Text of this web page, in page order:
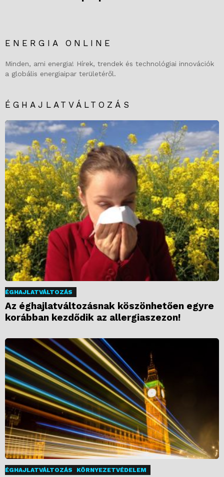
ENERGIA ONLINE
Minden, ami energia! Hírek, trendek és technológiai innovációk
a globális energiaipar területéről.
ÉGHAJLATVÁLTOZÁS
ÉGHAJLATVÁLTOZÁS
Az éghajlatváltozásnak köszönhetően egyre
korábban kezdődik az allergiaszezon!
ÉGHAJLATVÁLTOZÁS KÖRNYEZETVÉDELEM